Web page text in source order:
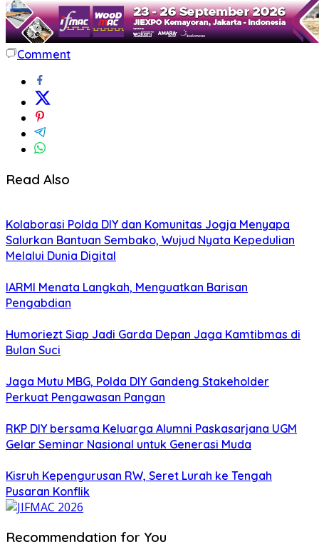
Comment
Read Also
Kolaborasi Polda DIY dan Komunitas Jogja Menyapa
Salurkan Bantuan Sembako, Wujud Nyata Kepedulian
Melalui Dunia Digital
IARMI Menata Langkah, Menguatkan Barisan
Pengabdian
Humoriezt Siap Jadi Garda Depan Jaga Kamtibmas di
Bulan Suci
Jaga Mutu MBG, Polda DIY Gandeng Stakeholder
Perkuat Pengawasan Pangan
RKP DIY bersama Keluarga Alumni Paskasarjana UGM
Gelar Seminar Nasional untuk Generasi Muda
Kisruh Kepengurusan RW, Seret Lurah ke Tengah
Pusaran Konflik
Recommendation for You